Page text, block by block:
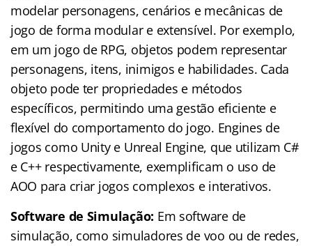
modelar personagens, cenários e mecânicas de
jogo de forma modular e extensível. Por exemplo,
em um jogo de RPG, objetos podem representar
personagens, itens, inimigos e habilidades. Cada
objeto pode ter propriedades e métodos
específicos, permitindo uma gestão eficiente e
flexível do comportamento do jogo. Engines de
jogos como Unity e Unreal Engine, que utilizam C#
e C++ respectivamente, exemplificam o uso de
AOO para criar jogos complexos e interativos.
Software de Simulação: Em software de
simulação, como simuladores de voo ou de redes,